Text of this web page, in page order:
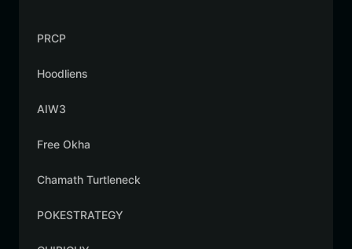
PRCP
Hoodliens
AIW3
Free Okha
Chamath Turtleneck
POKESTRATEGY